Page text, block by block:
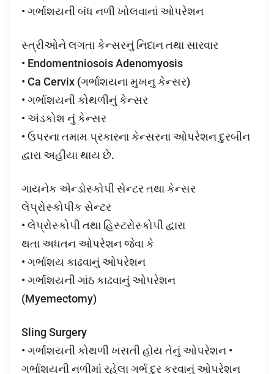
• ગર્ભાશયની બંધ નળી ખોલવાનાં ઓપરેશન
સ્ત્રીઓને લગતા કેન્સરનું નિદાન તથા સારવાર
• Endomentniosois Adenomyosis
• Ca Cervix (ગર્ભાશયના મુખનુ કેન્સર)
• ગર્ભાશયની કોથળીનું કેન્સર
• અંડકોશ નું કેન્સર
• ઉપરના તમામ પ્રકારના કેન્સરના ઓપરેશન દુરબીન
દ્વારા અહીંયા થાય છે.
ગાયનેક એન્ડોસ્કોપી સેન્ટર તથા કેન્સર
લેપ્રોસ્કોપીક સેન્ટર
• લેપ્રોસ્કોપી તથા હિસ્ટરોસ્કોપી દ્વારા
થતા અધતન ઓપરેશન જેવા કે
• ગર્ભાશય કાઢવાનું ઓપરેશન
• ગર્ભાશયની ગાંઠ કાઢવાનું ઓપરેશન
(Myemectomy)
Sling Surgery
• ગર્ભાશયની કોથળી ખસતી હોય તેનું ઓપરેશન •
ગર્ભાશયની નળીમાં રહેલા ગર્ભ દુર કરવાનું ઓપરેશન